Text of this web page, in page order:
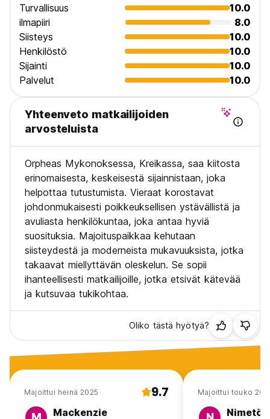
Turvallisuus
10.0
ilmapiiri
8.0
Siisteys
10.0
Henkilöstö
10.0
Sijainti
10.0
Palvelut
10.0
Yhteenveto matkailijoiden
arvosteluista
Orpheas Mykonoksessa, Kreikassa, saa kiitosta
erinomaisesta, keskeisestä sijainnistaan, joka
helpottaa tutustumista. Vieraat korostavat
johdonmukaisesti poikkeuksellisen ystävällistä ja
avuliasta henkilökuntaa, joka antaa hyviä
suosituksia. Majoituspaikkaa kehutaan
siisteydestä ja moderneista mukavuuksista, jotka
takaavat miellyttävän oleskelun. Se sopii
ihanteellisesti matkailijoille, jotka etsivät kätevää
ja kutsuvaa tukikohtaa.
Oliko tästä hyötyä?
Majoittui heinä 2025 9.7
Mackenzie
Majoittui touko
Nimetön